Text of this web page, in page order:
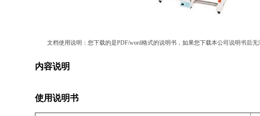
文档使用说明：您下载的是PDF/word格式的说明书，如果您下载本公司说明书后无
内容说明
使用说明书